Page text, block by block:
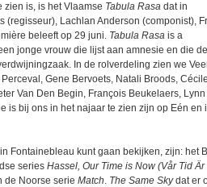
zien is, is het Vlaamse Tabula Rasa dat in
(regisseur), Lachlan Anderson (componist),
beleeft op 29 juni. Tabula Rasa is a
jonge vrouw die lijst aan amnesie en die
In de rolverdeling zien we
Gene Bervoets, Natali Broods,
Van Den Begin, François Beukelaers, Lynn
is bij ons in het najaar te zien zijn op Eén en
Fontainebleau kunt gaan bekijken, zijn: het
series Hassel, Our Time is Now (Vår Tid Är
de Noorse serie Match. The Same Skydat er